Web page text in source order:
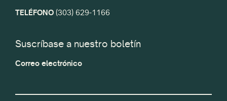
TELÉFONO (303) 629-1166
Suscríbase a nuestro boletín
Correo electrónico